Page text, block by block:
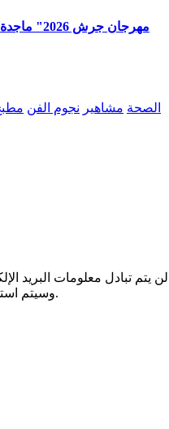
الصحة مشاهير نجوم الفن
لن يتم تبادل معلومات البريد
وسيتم استخدامها فقط لإرسال آخر الأخبار لدينا.